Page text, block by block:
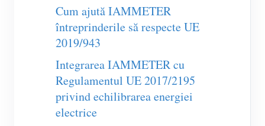
Monitor energetic pentru sistem solar FV
Monitor consum electric
Sistem de control încălzitor FV
Automatizare locuință
Monitorizare energetică pentru fabrici
Magazin
Resurse
Ghid rapid produs
Documentație
Video tutorial
Comunitate
Program pentru contribuitori
Centrul contribuitorilor
Soluții
Cum ajută IAMMETER
întreprinderile să respecte UE
2019/943
Integrarea IAMMETER cu
Regulamentul UE 2017/2195
privind echilibrarea energiei
electrice